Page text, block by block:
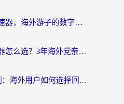
一键回国免费加速器，海外游子的数字归乡路
海外转国内加速器怎么选？3年海外党亲测指南，无缝刷剧玩游戏不再难
破解VPN PC限制：海外用户如何选择回国加速器实现无缝访问国内资源